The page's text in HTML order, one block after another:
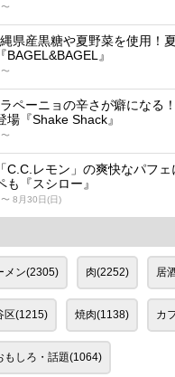
県産黒糖や夏野菜を使用！
BAGEL&BAGEL』
ペーニョの辛さが癖になる
場『Shake Shack』
C.C.レモン」の爽快なパフ
も『スシロー』
8月30日(日)
メン(2305) 肉(2252) 居
区(1215) 焼肉(1138) カ
もしろ・話題(1064)